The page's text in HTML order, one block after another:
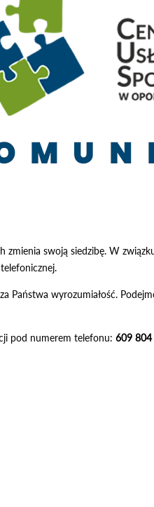
zmienia swoją siedzibę. W
Państwa wyrozumiałość.
pod numerem telefonu: 609